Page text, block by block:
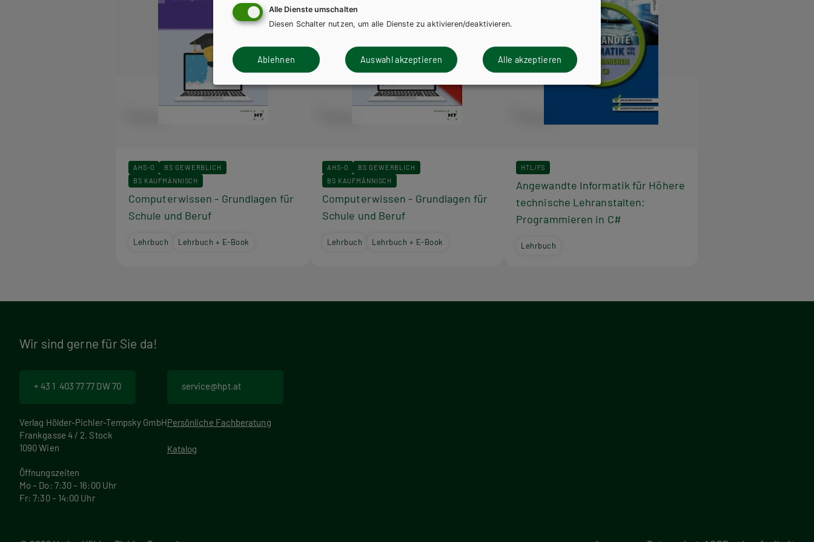
AHS-O
BS GEWERBLICH
BS KAUFMÄNNISCH
Computerwissen - Grundlagen für
Schule und Beruf
Lehrbuch Lehrbuch + E-Book
AHS-O
BS GEWERBLICH
BS KAUFMÄNNISCH
Computerwissen - Grundlagen für
Schule und Beruf
Lehrbuch Lehrbuch + E-Book
HTL/FS
Angewandte Informatik für Höhere
technische Lehranstalten:
Programmieren in C#
Lehrbuch
Wir sind gerne für Sie da!
+ 43 1 403 77 77 DW 70
Verlag Hölder-Pichler-Tempsky GmbH
Frankgasse 4 / 2. Stock
1090 Wien
Öffnungszeiten
Mo – Do: 7:30 – 16:00 Uhr
Fr: 7:30 – 14:00 Uhr
service@hpt.at
Persönliche Fachberatung
Katalog
Alle Dienste umschalten
Diesen Schalter nutzen, um alle Dienste zu aktivieren/deaktivieren.
Ablehnen Auswahl akzeptieren Alle akzeptieren